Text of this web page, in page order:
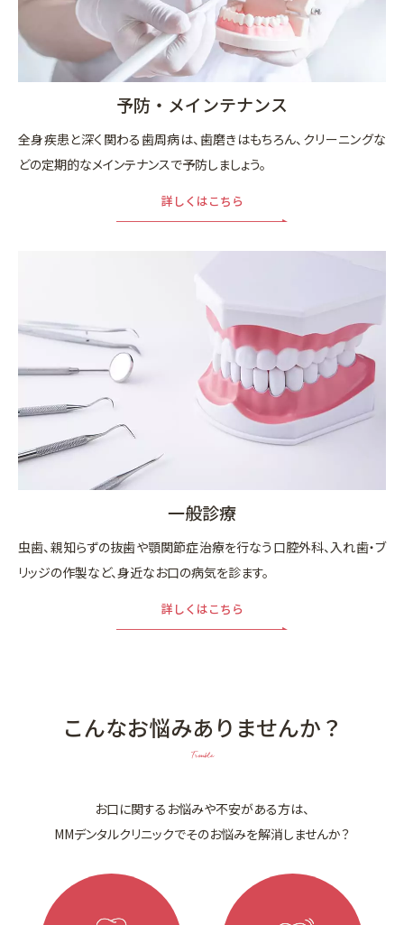
予防・メインテナンス
全身疾患と深く関わる歯周病は、歯磨きはもちろん、クリーニングな
どの定期的なメインテナンスで予防しましょう。
詳しくはこちら
一般診療
虫歯、親知らずの抜歯や顎関節症治療を行なう口腔外科、入れ歯・ブ
リッジの作製など、身近なお口の病気を診ます。
詳しくはこちら
こんなお悩みありませんか？
Trouble
お口に関するお悩みや不安がある方は、
MMデンタルクリニックでそのお悩みを解消しませんか？